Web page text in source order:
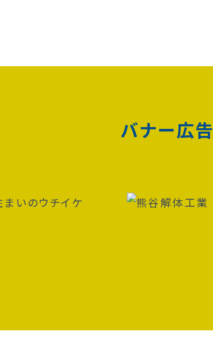
バナー広告